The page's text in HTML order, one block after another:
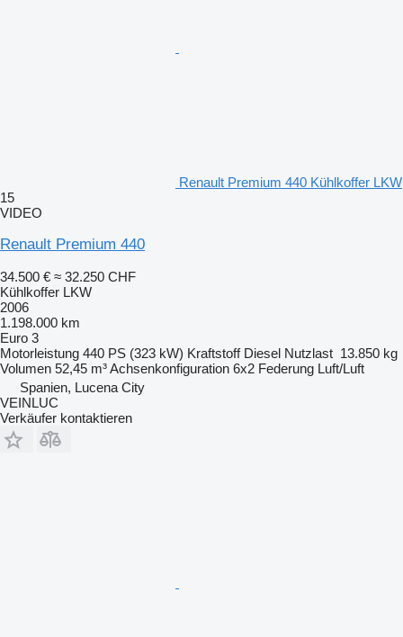
Renault Premium 440 Kühlkoffer LKW
15
VIDEO
Renault Premium 440
34.500 € ≈ 32.250 CHF
Kühlkoffer LKW
2006
1.198.000 km
Euro 3
Motorleistung 440 PS (323 kW) Kraftstoff Diesel Nutzlast 13.850 kg
Volumen 52,45 m³Achsenkonfiguration 6x2 Federung Luft/Luft
Spanien, Lucena City
VEINLUC
Verkäufer kontaktieren